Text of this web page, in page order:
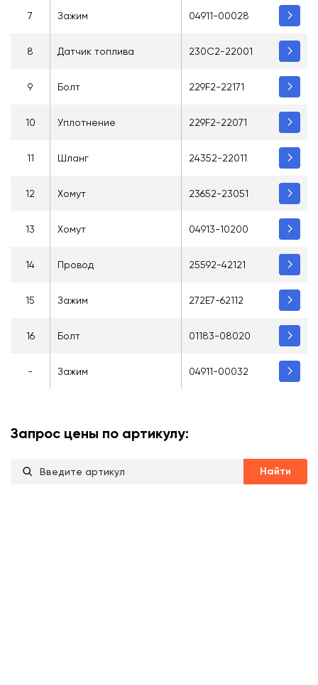
7 Зажим 04911-00028
8 Датчик топлива 230С2-22001
9 Болт 229F2-22171
10 Уплотнение 229F2-22071
11 Шланг 24352-22011
12 Хомут 23652-23051
13 Хомут 04913-10200
14 Провод 25592-42121
15 Зажим 272Е7-62112
16 Болт 01183-08020
- Зажим 04911-00032
Запрос цены по артикулу:
Найти